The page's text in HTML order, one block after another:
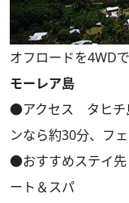
オフロードを4WD
モーレア島
●アクセス タヒチ
ンなら約30分、フ
●おすすめステイ
ート＆スパ